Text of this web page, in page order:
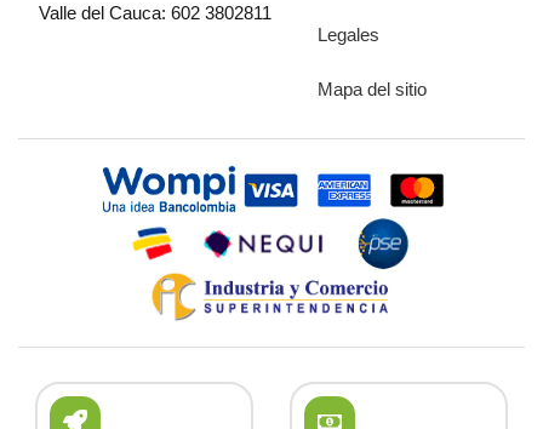
Valle del Cauca: 602 3802811
Legales
Mapa del sitio